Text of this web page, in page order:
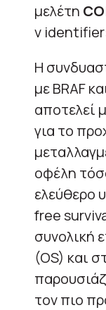
μελέτη
v
Η
με BRAF
αποτελεί
για το
οφέλη
ελεύθερο
free
συνολική
(OS) και
τον πιο